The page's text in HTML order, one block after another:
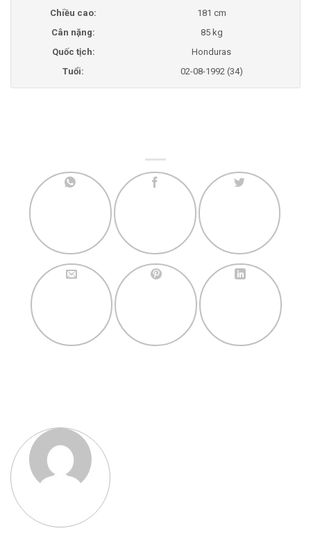
Chiều cao:
181 cm
Cân nặng:
85 kg
Quốc tịch:
Honduras
Tuổi:
02-08-1992 (34)